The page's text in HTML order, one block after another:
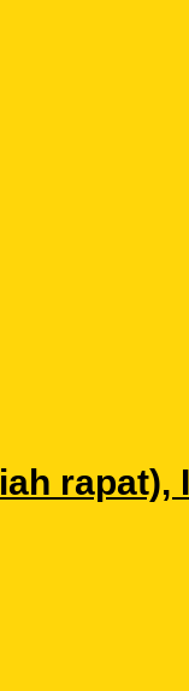
rapat),